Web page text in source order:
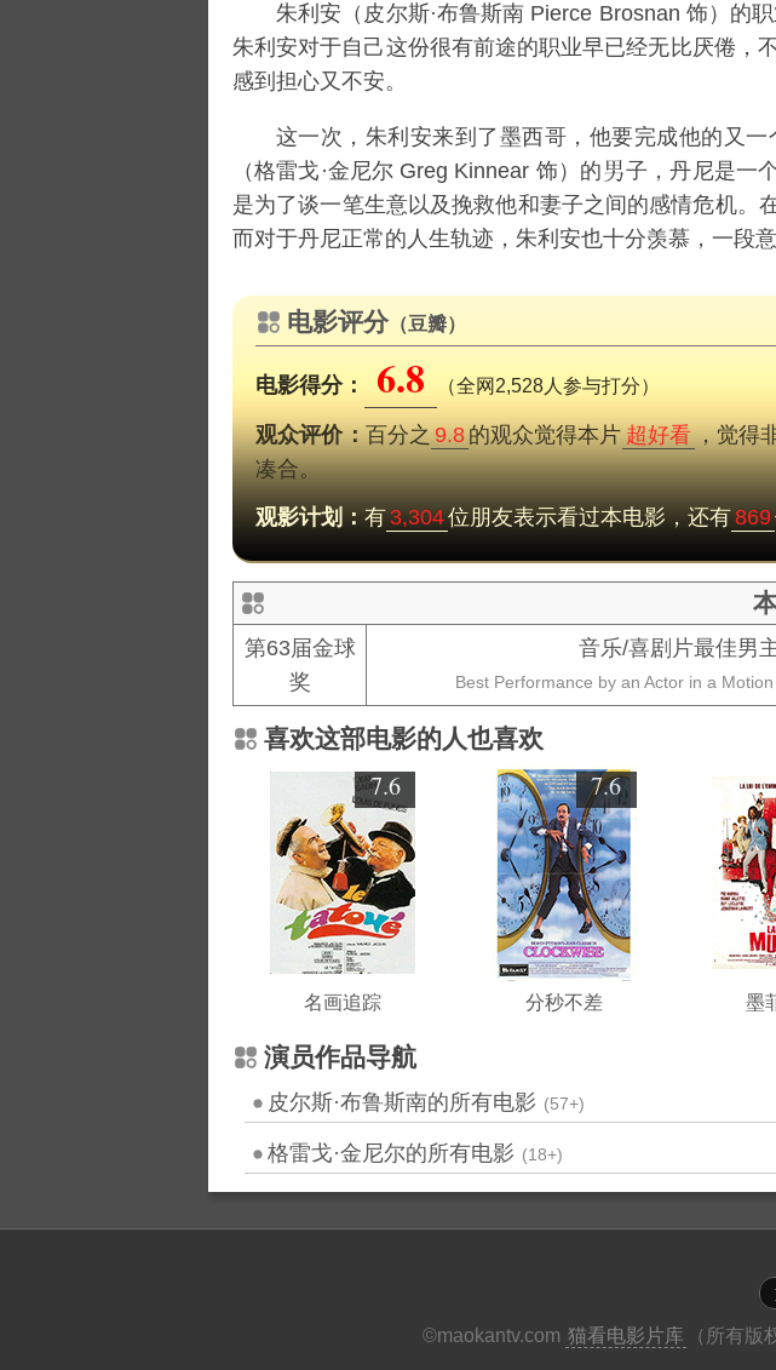
朱利安（皮尔斯·布鲁斯南 Pierce Brosnan 饰）的
朱利安对于自己这份很有前途的职业早已经无比厌倦，
感到担心又不安。
这一次，朱利安来到了墨西哥，他要完成他的又
（格雷戈·金尼尔 Greg Kinnear 饰）的
子，丹尼是一
是为了谈一笔生意以及挽救他和妻子之间的感情危机。
而对于丹尼正常的人生轨迹，朱利安也十分羡慕，一段
电影评分（豆瓣）
电影得分： 6.8 （全网2,528人参与打分）
观众评价：百分之9.8的观众觉得本片超好看，觉得
凑合。
观影计划：有3,304位朋友表示看过本电影，还有869
第63届金球
奖
音乐/喜剧片最佳男
Best Performance by an Actor in a Motion
喜欢这部电影的人也喜欢
7.6
名画追踪
7.6
分秒不差 墨
演员作品导航
皮尔斯·布鲁斯南的所有电影 (57+)
格雷戈·金尼尔的所有电影 (18+)
©maokantv.com 猫看电影片库 （所有版